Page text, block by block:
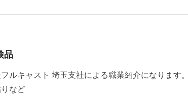
品
ルキャスト 埼玉支社による職業紹介になります。
など